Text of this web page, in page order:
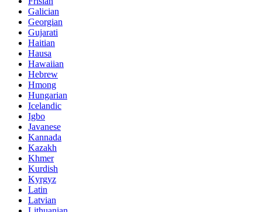
Galician
Georgian
Gujarati
Haitian
Hausa
Hawaiian
Hebrew
Hmong
Hungarian
Icelandic
Igbo
Javanese
Kannada
Kazakh
Khmer
Kurdish
Kyrgyz
Latin
Latvian